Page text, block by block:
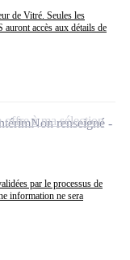
de Vitré. Seules les
auront accès aux détails de
par le processus de
information ne sera
Non renseigné
offre à ma sélection